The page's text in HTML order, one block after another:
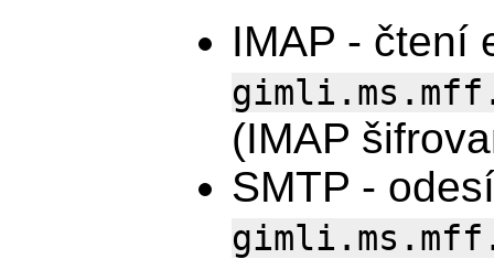
IMAP - čtení
(IMAP
SMTP -